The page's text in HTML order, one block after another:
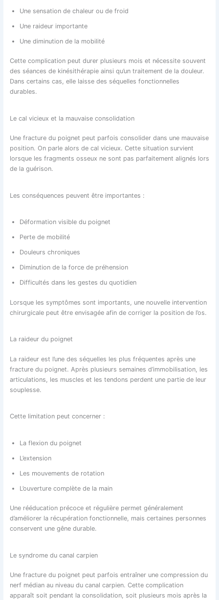
Une sensation de chaleur ou de froid
Une raideur importante
Une diminution de la mobilité
Cette complication peut durer plusieurs mois et nécessite souvent
des séances de kinésithérapie ainsi qu’un traitement de la douleur.
Dans certains cas, elle laisse des séquelles fonctionnelles
durables.
Le cal vicieux et la mauvaise consolidation
Une fracture du poignet peut parfois consolider dans une mauvaise
position. On parle alors de cal vicieux. Cette situation survient
lorsque les fragments osseux ne sont pas parfaitement alignés lors
de la guérison.
Les conséquences peuvent être importantes :
Déformation visible du poignet
Perte de mobilité
Douleurs chroniques
Diminution de la force de préhension
Difficultés dans les gestes du quotidien
Lorsque les symptômes sont importants, une nouvelle intervention
chirurgicale peut être envisagée afin de corriger la position de l’os.
La raideur du poignet
La raideur est l’une des séquelles les plus fréquentes après une
fracture du poignet. Après plusieurs semaines d’immobilisation, les
articulations, les muscles et les tendons perdent une partie de leur
souplesse.
Cette limitation peut concerner :
La flexion du poignet
L’extension
Les mouvements de rotation
L’ouverture complète de la main
Une rééducation précoce et régulière permet généralement
d’améliorer la récupération fonctionnelle, mais certaines personnes
conservent une gêne durable.
Le syndrome du canal carpien
Une fracture du poignet peut parfois entraîner une compression du
nerf médian au niveau du canal carpien. Cette complication
apparaît soit pendant la consolidation, soit plusieurs mois après la